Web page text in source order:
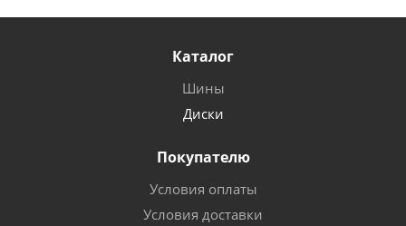
Каталог
Шины
Диски
Покупателю
Условия оплаты
Условия доставки